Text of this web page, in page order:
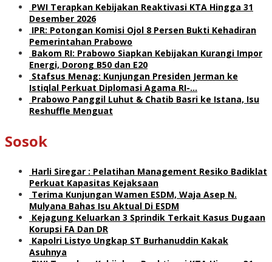
PWI Terapkan Kebijakan Reaktivasi KTA Hingga 31
Desember 2026
IPR: Potongan Komisi Ojol 8 Persen Bukti Kehadiran
Pemerintahan Prabowo
Bakom RI: Prabowo Siapkan Kebijakan Kurangi Impor
Energi, Dorong B50 dan E20
Stafsus Menag: Kunjungan Presiden Jerman ke
Istiqlal Perkuat Diplomasi Agama RI-…
Prabowo Panggil Luhut & Chatib Basri ke Istana, Isu
Reshuffle Menguat
Sosok
Harli Siregar : Pelatihan Management Resiko Badiklat
Perkuat Kapasitas Kejaksaan
Terima Kunjungan Wamen ESDM, Waja Asep N.
Mulyana Bahas Isu Aktual Di ESDM
Kejagung Keluarkan 3 Sprindik Terkait Kasus Dugaan
Korupsi FA Dan DR
Kapolri Listyo Ungkap ST Burhanuddin Kakak
Asuhnya